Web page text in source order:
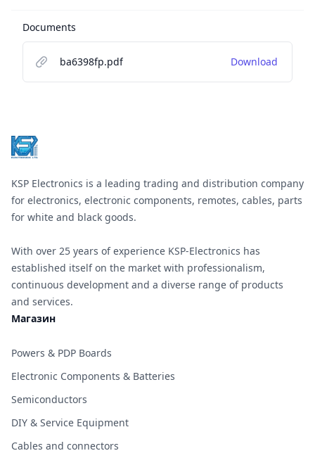
Documents
ba6398fp.pdf Download
KSP Electronics is a leading trading and distribution company
for electronics, electronic components, remotes, cables, parts
for white and black goods.
With over 25 years of experience KSP-Electronics has
established itself on the market with professionalism,
continuous development and a diverse range of products
and services.
Магазин
Powers & PDP Boards
Electronic Components & Batteries
Semiconductors
DIY & Service Equipment
Cables and connectors